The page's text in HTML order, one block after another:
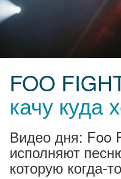
FOO
качу куда
Видео дня: Foo
исполняют
которую когда-